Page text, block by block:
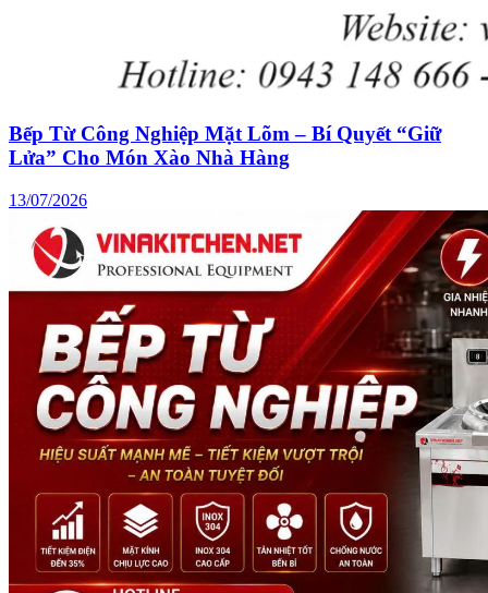
Bếp Từ Công Nghiệp Mặt Lõm – Bí Quyết “Giữ
Lửa” Cho Món Xào Nhà Hàng
13/07/2026